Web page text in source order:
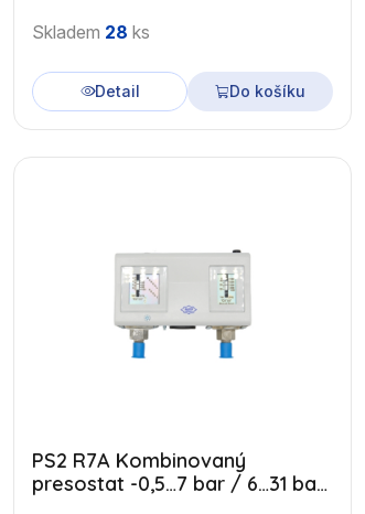
Skladem 28 ks
Detail Do košíku
PS2 R7A Kombinovaný
presostat -0,5…7 bar / 6…31 bar,